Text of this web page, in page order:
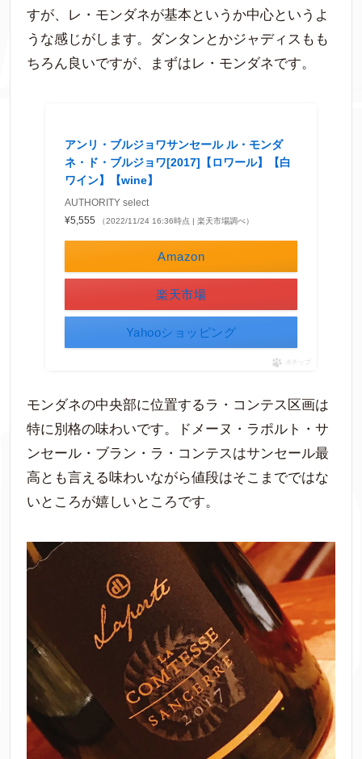
すが、レ・モンダネが基本というか中心というよ
うな感じがします。ダンタンとかジャディスもも
ちろん良いですが、まずはレ・モンダネです。
アンリ・ブルジョワサンセール ル・モンダ
ネ・ド・ブルジョワ[2017]【ロワール】【白
ワイン】【wine】
AUTHORITY select
¥5,555
（2022/11/24 16:36時点 | 楽天市場調べ）
Amazon
楽天市場
Yahooショッピング
ポチップ
モンダネの中央部に位置するラ・コンテス区画は
特に別格の味わいです。ドメーヌ・ラポルト・サ
ンセール・ブラン・ラ・コンテスはサンセール最
高とも言える味わいながら値段はそこまでではな
いところが嬉しいところです。